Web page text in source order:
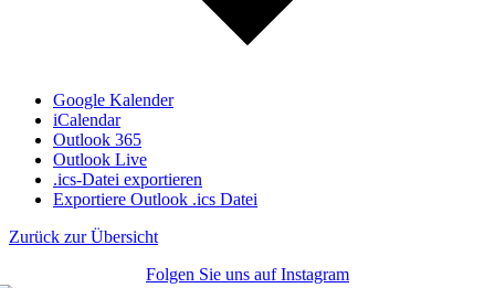
Google Kalender
iCalendar
Outlook 365
Outlook Live
.ics-Datei exportieren
Exportiere Outlook .ics Datei
Zurück zur Übersicht
Folgen Sie uns auf Instagram